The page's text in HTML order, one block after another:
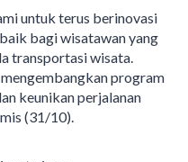
untuk terus berinovasi
bagi wisatawan yang
transportasi wisata.
program
keunikan perjalanan
(31/10).